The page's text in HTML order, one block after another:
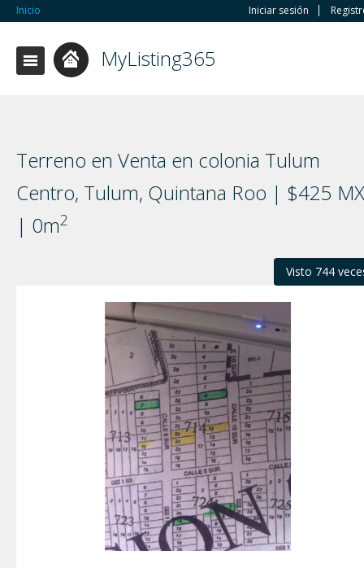
Inicio Iniciar sesión
MyListing365
Terreno en Venta en colonia Tulum
Centro, Tulum, Quintana Roo | $425
| 0m2
Visto 744